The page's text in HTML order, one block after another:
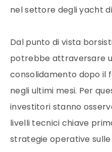
nel settore degli yacht
Dal punto di vista
potrebbe attraversare
consolidamento dopo il
negli ultimi mesi. Per
investitori stanno
livelli tecnici chiave
strategie operative sulle